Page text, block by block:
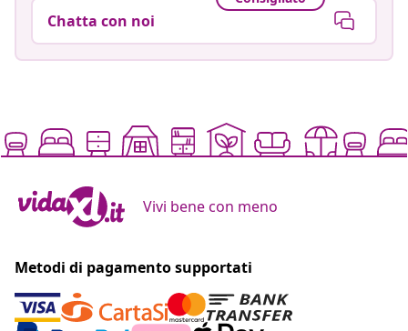
Chatta con noi
Vivi bene con meno
Metodi di pagamento supportati